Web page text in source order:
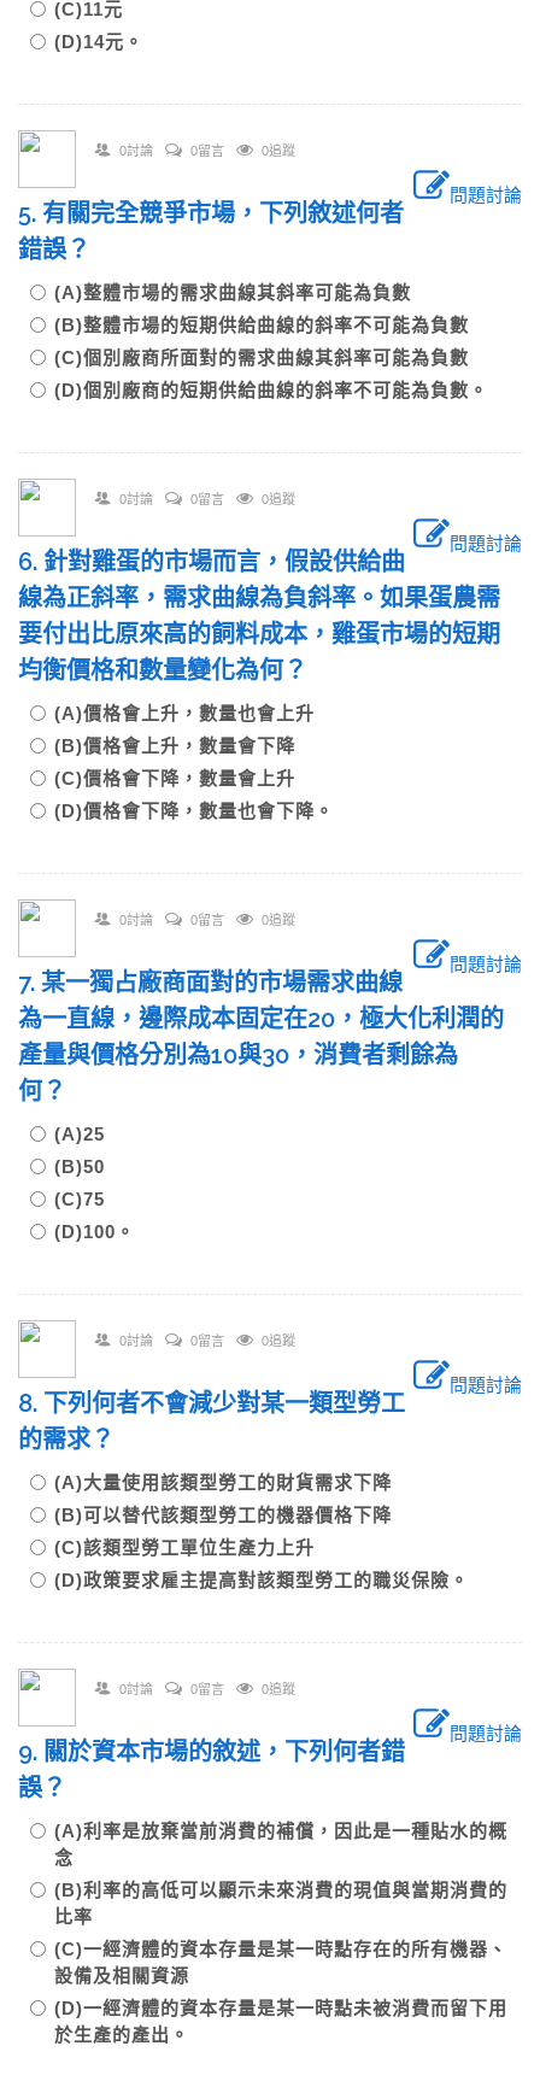
(C)11元
(D)14元。
0討論 0留言 0追蹤
問題討論
5. 有關完全競爭市場，下列敘述何者
錯誤？
(A)整體市場的需求曲線其斜率可能為負數
(B)整體市場的短期供給曲線的斜率不可能為負數
(C)個別廠商所面對的需求曲線其斜率可能為負數
(D)個別廠商的短期供給曲線的斜率不可能為負數。
0討論 0留言 0追蹤
問題討論
6. 針對雞蛋的市場而言，假設供給曲
線為正斜率，需求曲線為負斜率。如果蛋農需
要付出比原來高的飼料成本，雞蛋市場的短期
均衡價格和數量變化為何？
(A)價格會上升，數量也會上升
(B)價格會上升，數量會下降
(C)價格會下降，數量會上升
(D)價格會下降，數量也會下降。
0討論 0留言 0追蹤
問題討論
7. 某一獨占廠商面對的市場需求曲線
為一直線，邊際成本固定在20，極大化利潤的
產量與價格分別為10與30，消費者剩餘為
何？
(A)25
(B)50
(C)75
(D)100。
0討論 0留言 0追蹤
問題討論
8. 下列何者不會減少對某一類型勞工
的需求？
(A)大量使用該類型勞工的財貨需求下降
(B)可以替代該類型勞工的機器價格下降
(C)該類型勞工單位生產力上升
(D)政策要求雇主提高對該類型勞工的職災保險。
0討論 0留言 0追蹤
問題討論
9. 關於資本市場的敘述，下列何者錯
誤？
(A)利率是放棄當前消費的補償，因此是一種貼水的概
念
(B)利率的高低可以顯示未來消費的現值與當期消費的
比率
(C)一經濟體的資本存量是某一時點存在的所有機器、
設備及相關資源
(D)一經濟體的資本存量是某一時點未被消費而留下用
於生產的產出。